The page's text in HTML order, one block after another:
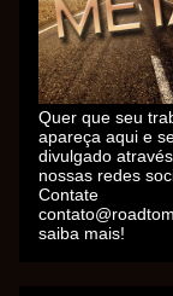
Quer que seu
apareça aqui e
divulgado
nossas redes
Contate
saiba mais!